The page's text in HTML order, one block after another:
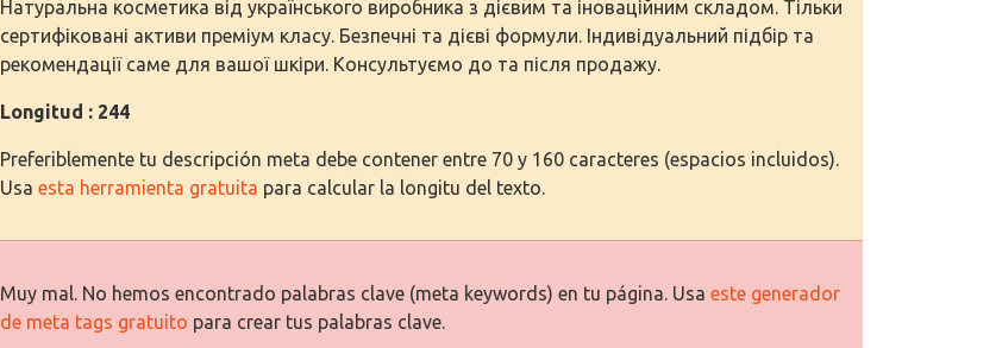
Натуральна косметика від українського виробника з дієвим та іноваційним складом. Тільки
сертифіковані активи преміум класу. Безпечні та дієві формули. Індивідуальний підбір та
рекомендації саме для вашої шкіри. Консультуємо до та після продажу.
Longitud : 244
Preferiblemente tu descripción meta debe contener entre 70 y 160 caracteres (espacios incluidos).
Usa esta herramienta gratuita para calcular la longitu del texto.
Muy mal. No hemos encontrado palabras clave (meta keywords) en tu página. Usa este generador
de meta tags gratuito para crear tus palabras clave.